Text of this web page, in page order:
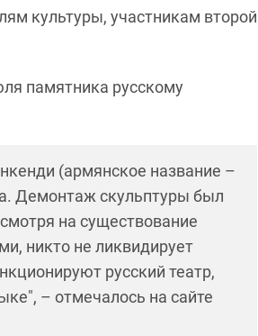
культуры, участникам второй
памятника русскому
(армянское название –
Демонтаж скульптуры был
на существование
никто не ликвидирует
русский театр,
– отмечалось на сайте